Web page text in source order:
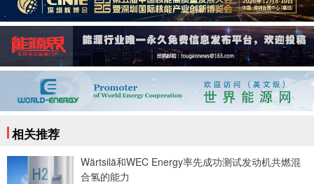
相关推荐
Wärtsilä和WEC Energy率先成功测试发动机共燃混
合氢的能力